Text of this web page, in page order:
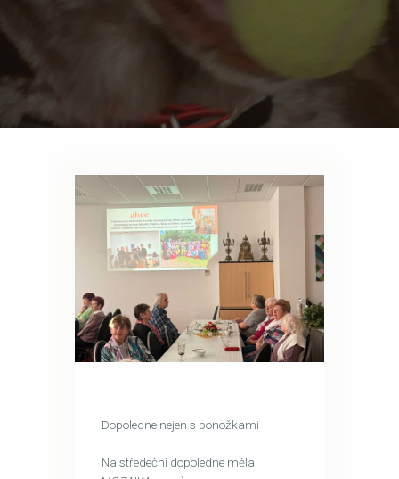
Dopoledne nejen s ponožkami
Na středeční dopoledne měla